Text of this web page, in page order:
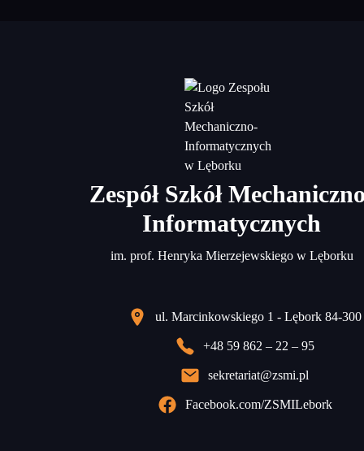
Zespół Szkół
Informatycznych
im. prof. Henryka Mierzejewskiego w Lęborku
ul. Marcinkowskiego 1 - Lębork 84-300
+48 59 862 – 22 – 95
sekretariat@zsmi.pl
Facebook.com/ZSMILebork